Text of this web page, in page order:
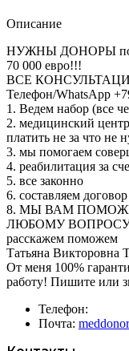
Описание
НУЖНЫ ДОНОРЫ по
70 000 евро!!!
ВСЕ
Телефон/WhatsApp
1. Ведем набор (все
2. медицинский
платить не за что не
3. мы помогаем
4. реабилитация за
5. все законно
6. составляем договор
8. МЫ ВАМ
ЛЮБОМУ ВОПРОСУ
расскажем поможем
Татьяна Викторовна
От меня 100%
работу! Пишите или
Телефон:
Почта: